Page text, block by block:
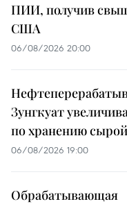
ПИИ, получив
США
06/08/2026 20:00
Зунгкуат
по хранению
06/08/2026 19:00
Обрабатывающая